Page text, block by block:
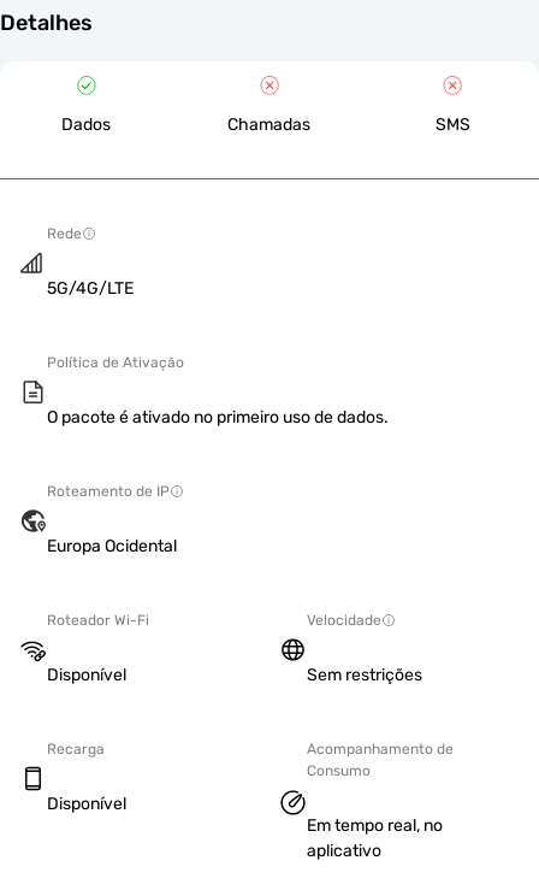
Detalhes
Dados Chamadas SMS
Rede
5G/4G/LTE
Política de Ativação
O pacote é ativado no primeiro uso de dados.
Roteamento de IP
Europa Ocidental
Roteador Wi-Fi
Disponível
Velocidade
Sem restrições
Recarga
Disponível
Acompanhamento de
Consumo
Em tempo real, no
aplicativo